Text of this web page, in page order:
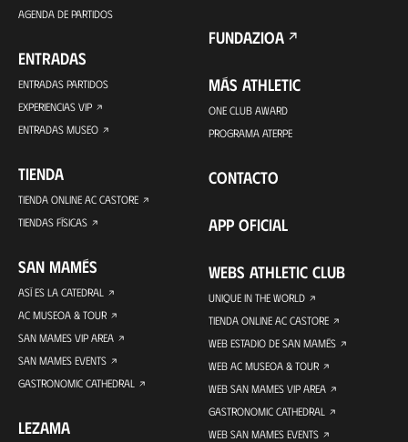
AGENDA DE PARTIDOS
ENTRADAS
ENTRADAS PARTIDOS
EXPERIENCIAS VIP
ENTRADAS MUSEO
TIENDA
TIENDA ONLINE AC CASTORE
TIENDAS FÍSICAS
SAN MAMÉS
ASÍ ES LA CATEDRAL
AC MUSEOA & TOUR
SAN MAMES VIP AREA
SAN MAMES EVENTS
GASTRONOMIC CATHEDRAL
LEZAMA
FUNDAZIOA
MÁS ATHLETIC
ONE CLUB AWARD
PROGRAMA ATERPE
CONTACTO
APP OFICIAL
WEBS ATHLETIC CLUB
UNIQUE IN THE WORLD
TIENDA ONLINE AC CASTORE
WEB ESTADIO DE SAN MAMÉS
WEB AC MUSEOA & TOUR
WEB SAN MAMES VIP AREA
GASTRONOMIC CATHEDRAL
WEB SAN MAMES EVENTS